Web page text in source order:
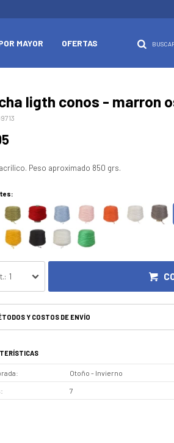
MAYOR OFERTAS
ligth conos - marron
Peso aproximado 850 grs.
1
Y COSTOS DE ENVÍO
Otoño - Invierno
7